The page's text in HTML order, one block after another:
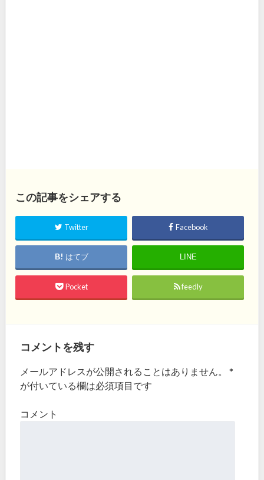
この記事をシェアする
Twitter Facebook
はてブ LINE
Pocket feedly
コメントを残す
メールアドレスが公開されることはありません。
*
が付いている欄は必須項目です
コメント